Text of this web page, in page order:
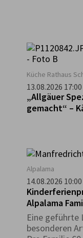
Küche Rathaus
13.08.2026 17:00
„Allgäuer
gemacht“ –
Alpalama
14.08.2026 10:00
Alpalama
Eine geführte
besonderen